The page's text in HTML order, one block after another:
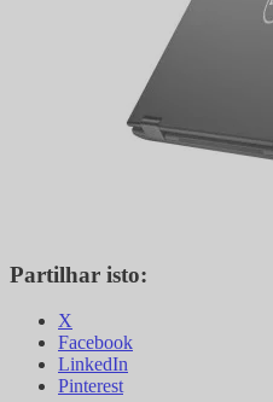
Partilhar isto:
X
Facebook
LinkedIn
Pinterest